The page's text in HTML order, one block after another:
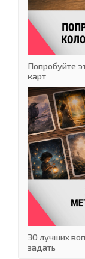
Попробуйте
карт
30 лучших
задать